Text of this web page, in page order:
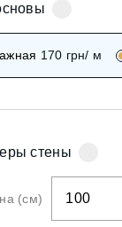
170 грн/ м
стены
(см)